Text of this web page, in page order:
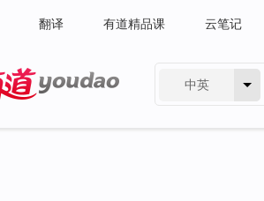
翻译 有道精品课 云笔记
中英